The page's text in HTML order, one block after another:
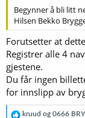
Begynner å bli litt
Hilsen Bekko
Forutsetter at
Registrer alle 4
gjestene.
Du får ingen
for innslipp av
Rkruud og 0666